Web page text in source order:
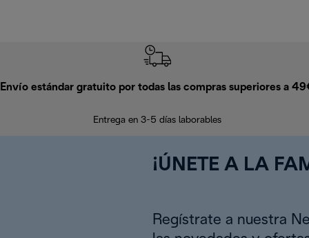
Envío estándar gratuito por todas las compras superiores a
Entrega en 3-5 días laborables
¡ÚNETE A LA
Regístrate a nuestra